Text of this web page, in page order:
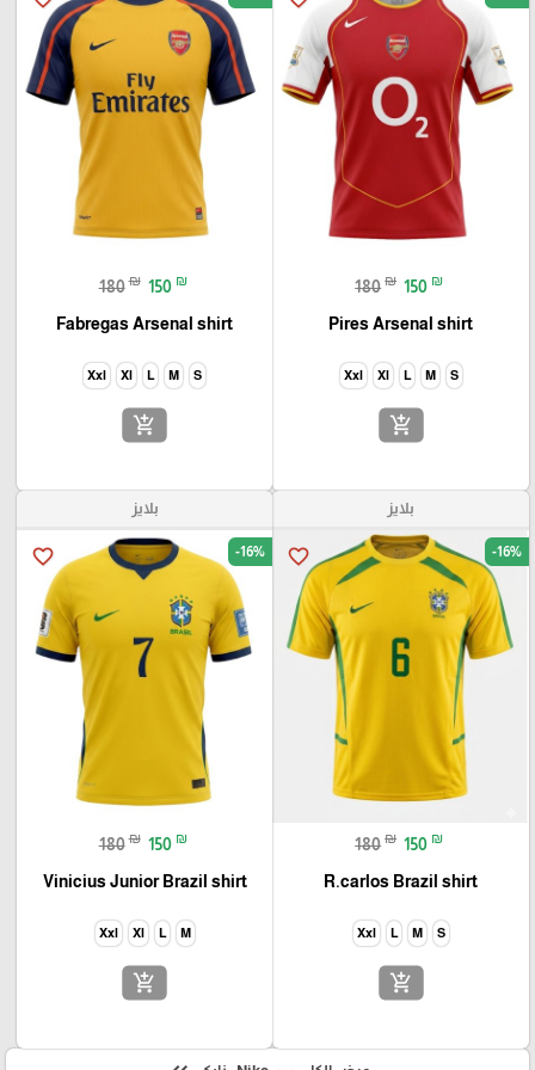
180 ₪ 150 ₪
Pires Arsenal shirt
S
M
L
Xl
Xxl
add_shopping_cart
180 ₪ 150 ₪
Fabregas Arsenal shirt
S
M
L
Xl
Xxl
add_shopping_cart
بلايز
favorite_border -16%
180 ₪ 150 ₪
R.carlos Brazil shirt
S
M
L
Xxl
add_shopping_cart
بلايز
favorite_border -16%
180 ₪ 150 ₪
Vinicius Junior Brazil shirt
M
L
Xl
Xxl
add_shopping_cart